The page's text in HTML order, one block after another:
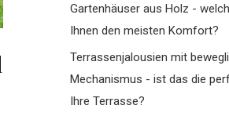
Gartenhäuser aus Holz -
Ihnen den meisten Komfort?
Terrassenjalousien mit
Mechanismus - ist das die
Ihre Terrasse?